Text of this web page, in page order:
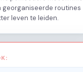
georganiseerde routines
leven te leiden.